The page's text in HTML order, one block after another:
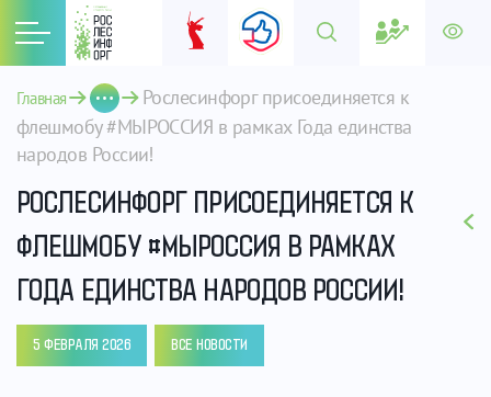
Главная
Рослесинфорг присоединяется к
флешмобу #МЫРОССИЯ в рамках Года единства
народов России!
РОСЛЕСИНФОРГ ПРИСОЕДИНЯЕТСЯ К
ФЛЕШМОБУ #МЫРОССИЯ В РАМКАХ
ГОДА ЕДИНСТВА НАРОДОВ РОССИИ!
5 ФЕВРАЛЯ 2026 ВСЕ НОВОСТИ